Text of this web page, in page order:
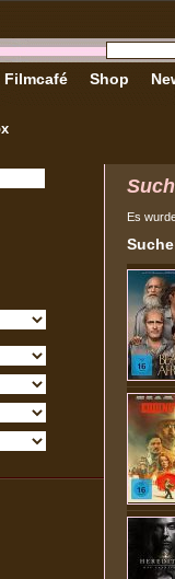
Filmcafé Shop
Es